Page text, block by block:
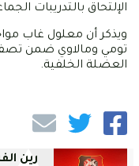
الإلتحاق بالتدريبات
ويذكر أن معلول غاب
تومي ومالاوي ضمن
العضلة الخلفية.
رين